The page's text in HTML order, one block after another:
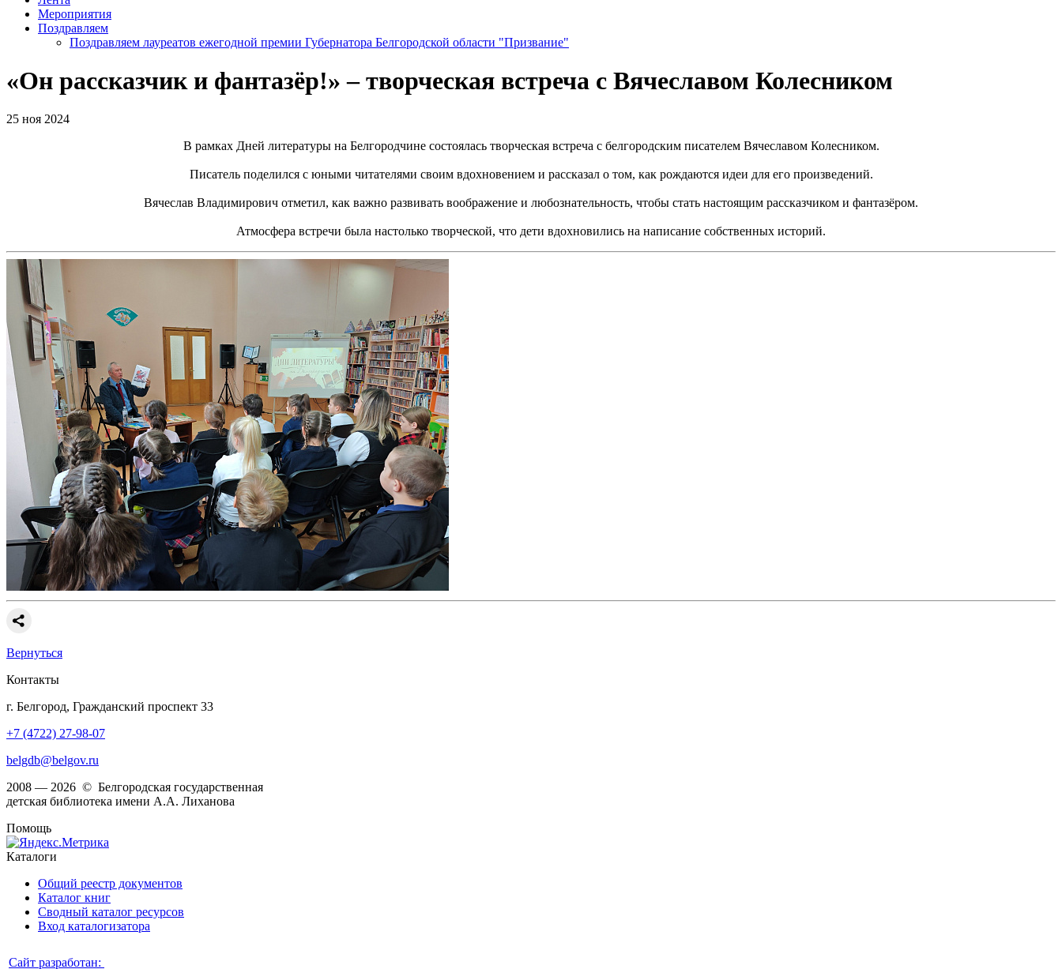
Мероприятия
Поздравляем
Поздравляем лауреатов ежегодной премии Губернатора Белгородской области "Призвание"
«Он рассказчик и фантазёр!» – творческая встреча с Вячеславом Колесником
25 ноя 2024
В рамках Дней литературы на Белгородчине состоялась творческая встреча с белгородским писателем Вячеславом Колесником.
Писатель поделился с юными читателями своим вдохновением и рассказал о том, как рождаются идеи для его произведений.
Вячеслав Владимирович отметил, как важно развивать воображение и любознательность, чтобы стать настоящим рассказчиком и фантазёром.
Атмосфера встречи была настолько творческой, что дети вдохновились на написание собственных историй.
Вернуться
Контакты
г. Белгород, Гражданский проспект 33
+7 (4722) 27-98-07
belgdb@belgov.ru
2008 — 2026 © Белгородская государственная
детская библиотека имени А.А. Лиханова
Помощь
Каталоги
Общий реестр документов
Каталог книг
Сводный каталог ресурсов
Вход каталогизатора
Сайт разработан: